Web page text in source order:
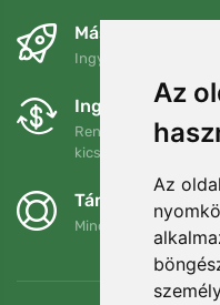
Az
Az
Másnapra és
Ingyenes szállítás a
Ingyenes csere
Rendelését 90
kicserélheti.
Támogatjuk a
Minden